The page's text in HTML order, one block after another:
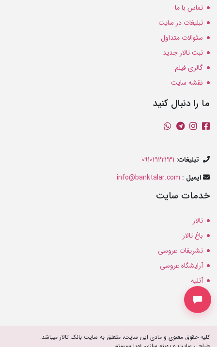
تماس با ما
تبلیغات در سایت
سئوالات متداول
ثبت تالار جدید
گالری فیلم
نقشه سایت
ما را دنبال کنید
تبلیغات:
09102122231
ایمیل :
info@banktalar.com
خدمات سایت
تالار
باغ تالار
تشریفات عروسی
آرایشگاه عروسی
آتلیه
مزون
کلیه حقوق معنوی و مادی این سایت، متعلق به سایت بانک تالار میباشد.